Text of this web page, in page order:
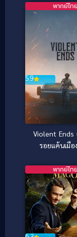
5.9
พากย์ไทย
Violent Ends
รอยแค้นเมือ
พากย์ไทย